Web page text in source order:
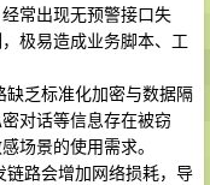
常出现无预警接口失
极易造成业务脚本、工
乏标准化加密与数据隔
对话等信息存在被窃
场景的使用需求。
路会增加网络损耗，导